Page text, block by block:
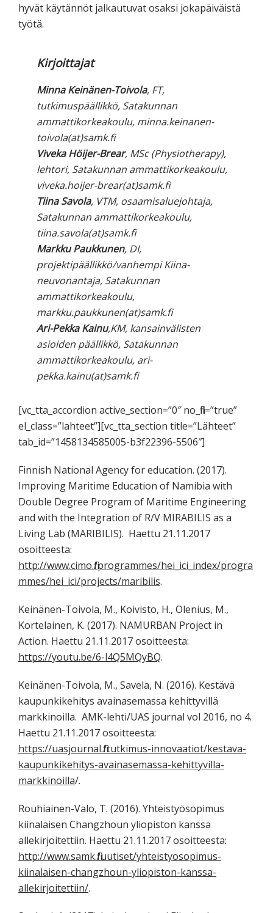
hyvät käytännöt jalkautuvat osaksi jokapäiväistä
työtä.
Kirjoittajat
Minna Keinänen-Toivola, FT,
tutkimuspäällikkö, Satakunnan
ammattikorkeakoulu, minna.keinanen-
toivola(at)samk.fi
Viveka Höijer-Brear, MSc (Physiotherapy),
lehtori, Satakunnan ammattikorkeakoulu,
viveka.hoijer-brear(at)samk.fi
Tiina Savola, VTM, osaamisaluejohtaja,
Satakunnan ammattikorkeakoulu,
tiina.savola(at)samk.fi
Markku Paukkunen, DI,
projektipäällikkö/vanhempi Kiina-
neuvonantaja, Satakunnan
ammattikorkeakoulu,
markku.paukkunen(at)samk.fi
Ari-Pekka Kainu,KM, kansainvälisten
asioiden päällikkö, Satakunnan
ammattikorkeakoulu, ari-
pekka.kainu(at)samk.fi
[vc_tta_accordion active_section=”0″ no_fill=”true”
el_class=”lahteet”][vc_tta_section title=”Lähteet”
tab_id=”1458134585005-b3f22396-5506″]
Finnish National Agency for education. (2017).
Improving Maritime Education of Namibia with
Double Degree Program of Maritime Engineering
and with the Integration of R/V MIRABILIS as a
Living Lab (MARIBILIS). Haettu 21.11.2017
osoitteesta:
http://www.cimo.fi/programmes/hei_ici_index/progra
mmes/hei_ici/projects/maribilis.
Keinänen-Toivola, M., Koivisto, H., Olenius, M.,
Kortelainen, K. (2017). NAMURBAN Project in
Action. Haettu 21.11.2017 osoitteesta:
https://youtu.be/6-l4Q5MQyBQ.
Keinänen-Toivola, M., Savela, N. (2016). Kestävä
kaupunkikehitys avainasemassa kehittyvillä
markkinoilla. AMK-lehti/UAS journal vol 2016, no 4.
Haettu 21.11.2017 osoitteesta:
https://uasjournal.fi/tutkimus-innovaatiot/kestava-
kaupunkikehitys-avainasemassa-kehittyvilla-
markkinoilla/.
Rouhiainen-Valo, T. (2016). Yhteistyösopimus
kiinalaisen Changzhoun yliopiston kanssa
allekirjoitettiin. Haettu 21.11.2017 osoitteesta:
http://www.samk.fi/uutiset/yhteistyosopimus-
kiinalaisen-changzhoun-yliopiston-kanssa-
allekirjoitettiin/.